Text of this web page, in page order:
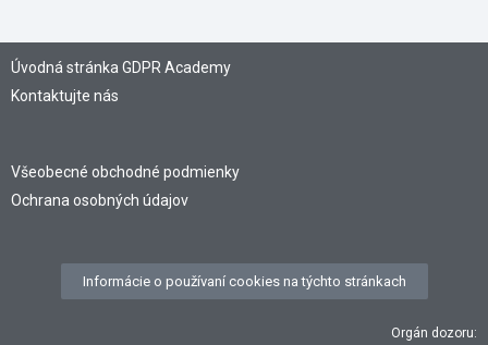
Úvodná stránka GDPR Academy
Kontaktujte nás
Všeobecné obchodné podmienky
Ochrana osobných údajov
Informácie o používaní cookies na týchto stránkach
Orgán dozoru: